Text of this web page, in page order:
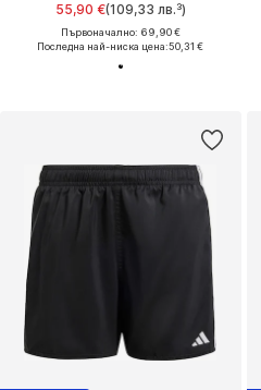
55,90 €(109,33 лв.³)
Първоначално: 69,90 €
Последна най-ниска цена:50,31 €